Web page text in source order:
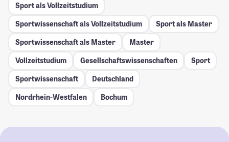
Sport als Vollzeitstudium
Sportwissenschaft als Vollzeitstudium
Sport als Master
Sportwissenschaft als Master
Master
Vollzeitstudium
Gesellschafts­wissenschaften
Sport
Sportwissenschaft
Deutschland
Nordrhein-Westfalen
Bochum